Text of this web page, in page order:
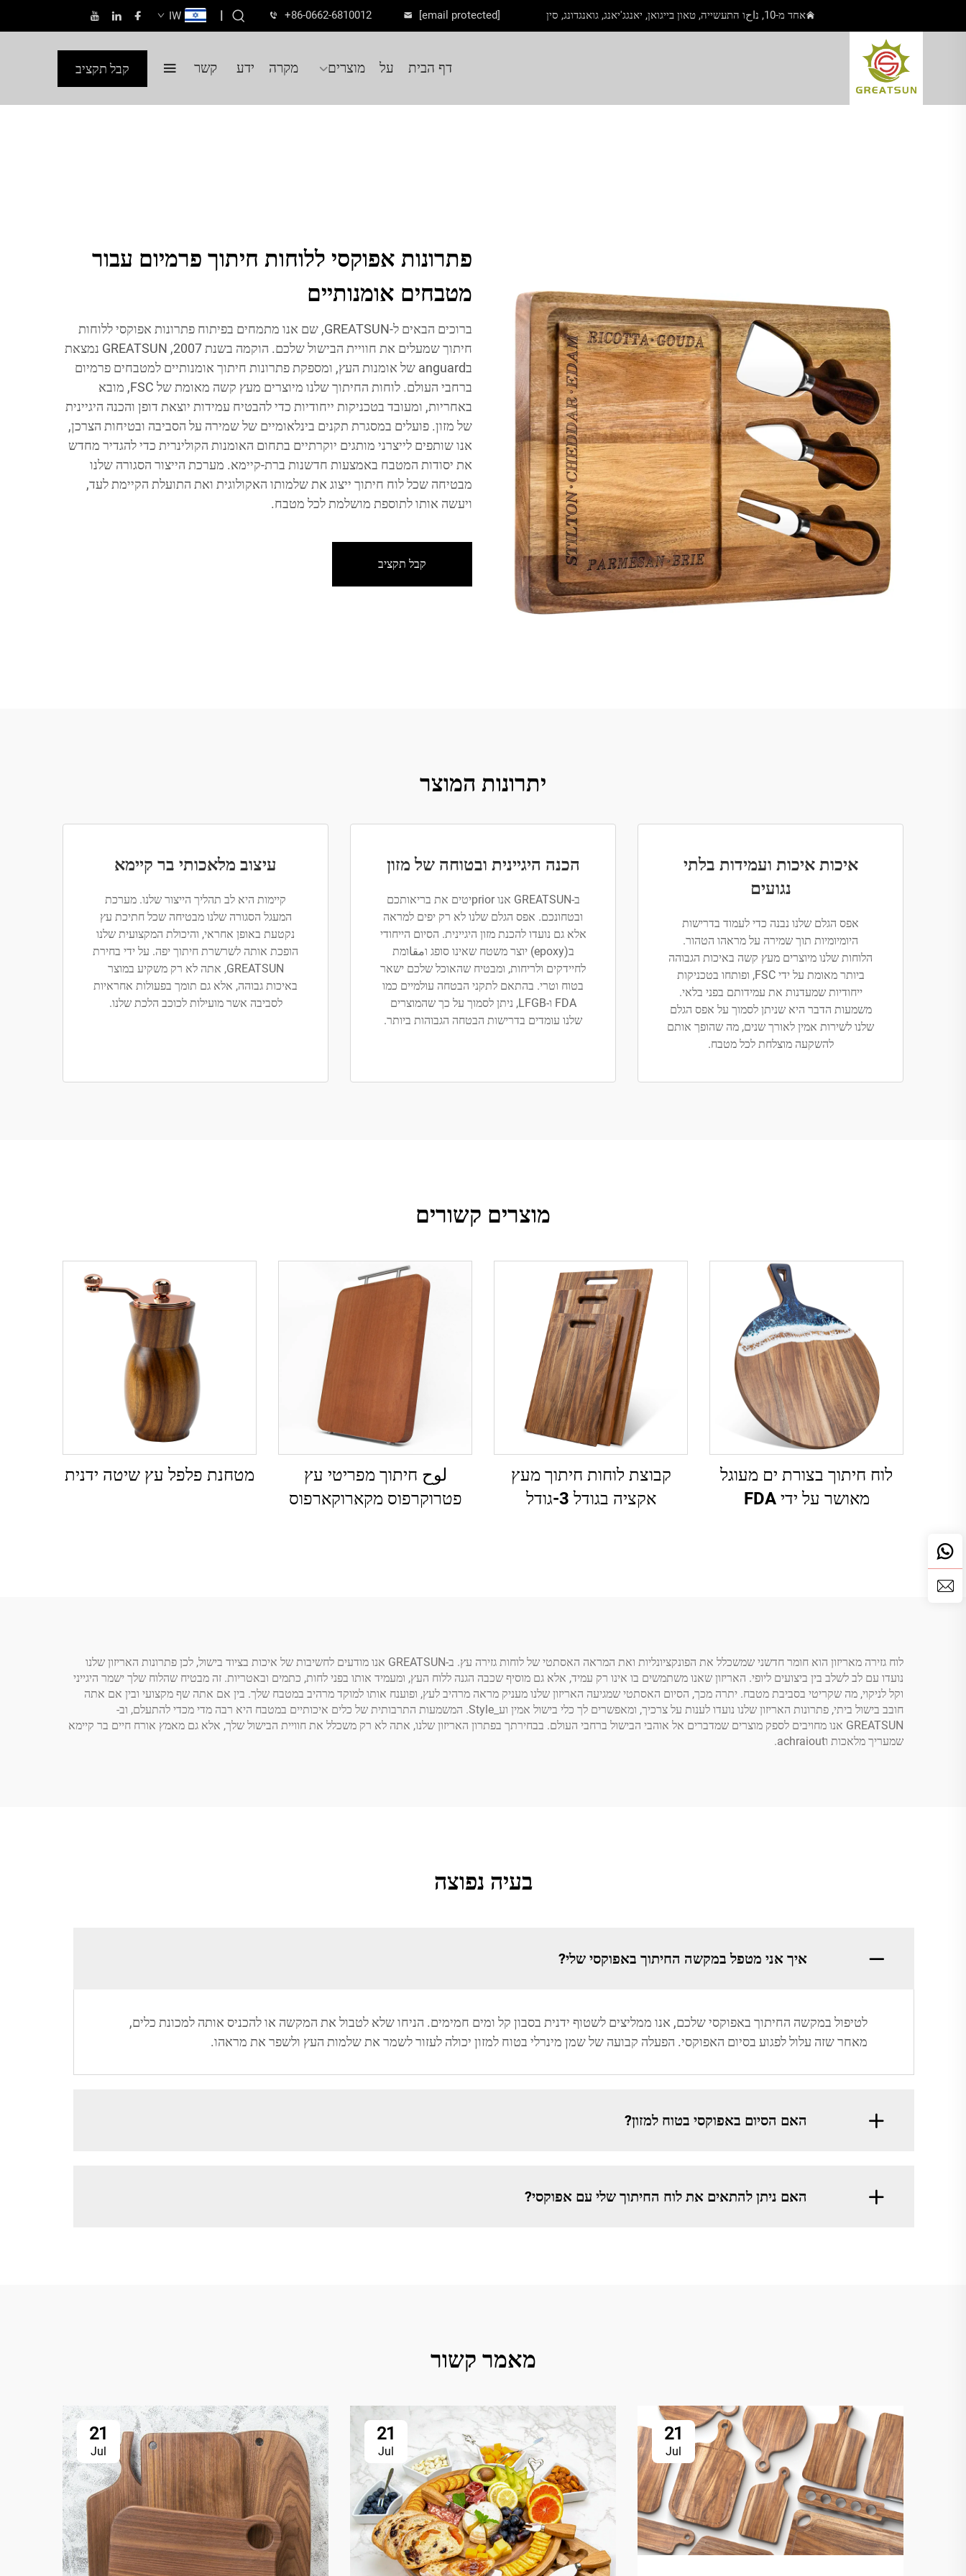
אחד מ-10, נاحו התעשייה, טאון בייגואן, יאנגג'יאנג, גואנגדונג, סין +86-0662-6810012 [email protected]
|
IW
דף הבית על מוצרים מקרה ידע קשר קבל תקציב
פתרונות אפוקסי ללוחות חיתוך פרמיום עבור
מטבחים אומנותיים
ברוכים הבאים ל-GREATSUN, שם אנו מתמחים בפיתוח פתרונות אפוקסי ללוחות
חיתוך שמעלים את חוויית הבישול שלכם. הוקמה בשנת 2007, GREATSUN נמצאת
בanguard של אומנות העץ, ומספקת פתרונות חיתוך אומנותיים למטבחים פרמיום
ברחבי העולם. לוחות החיתוך שלנו מיוצרים מעץ קשה מאומת של FSC, מובא
באחריות, ומעובד בטכניקות ייחודיות כדי להבטיח עמידות יוצאת דופן והכנה היגיינית
של מזון. פועלים במסגרת תקנים בינלאומיים של שמירה על הסביבה ובטיחות הצרכן,
אנו שותפים לייצרני מותגים יוקרתיים בתחום האומנות הקולינרית כדי להגדיר מחדש
את יסודות המטבח באמצעות חדשנות ברת-קיימא. מערכת הייצור הסגורה שלנו
מבטיחה שכל לוח חיתוך ייצוג את שלמותו האקולוגית ואת התועלת הקיימת לעד,
ויעשה אותו לתוספת מושלמת לכל מטבח.
קבל תקציב
יתרונות המוצר
איכות איכות ועמידות בלתי
נגועים
אפס הגלם שלנו נבנה כדי לעמוד בדרישות
היומיומיות תוך שמירה על מראהו הטהור.
הלוחות שלנו מיוצרים מעץ קשה באיכות הגבוהה
ביותר מאומת על ידי FSC, ופותחו בטכניקות
ייחודיות שמעדנות את עמידותם בפני בלאי.
משמעות הדבר היא שניתן לסמוך על אפס הגלם
שלנו לשירות אמין לאורך שנים, מה שהופך אותם
להשקעה מוצלחת לכל מטבח.
הכנה היגיינית ובטוחה של מזון
ב-GREATSUN אנו priorיטים את בריאותכם
ובטחונכם. אפס הגלם שלנו לא רק יפים למראה
אלא גם נועדו להכנת מזון היגיינית. הסיום הייחודי
ב(epoxy) יוצר משטח שאינו סופג וمقاומת
לחיידקים ולריחות, ומבטיח שהאוכל שלכם ישאר
בטוח וטרי. בהתאם לתקני הבטחה עולמיים כמו
FDA ו-LFGB, ניתן לסמוך על כך שהמוצרים
שלנו עומדים בדרישות הבטחה הגבוהות ביותר.
עיצוב מלאכותי בר קיימא
קיימות היא לב תהליך הייצור שלנו. מערכת
המעגל הסגורה שלנו מבטיחה שכל חתיכת עץ
נקטעת באופן אחראי, והיכולת המקצועית שלנו
הופכת אותה לשרשרת חיתוך יפה. על ידי בחירת
GREATSUN, אתה לא רק משקיע במוצר
באיכות גבוהה, אלא גם תומך בפעולות אחראיות
לסביבה אשר מועילות לכוכב הלכת שלנו.
מוצרים קשורים
לוח חיתוך בצורת ים מעוגל
מאושר על ידי FDA
קבוצת לוחות חיתוך מעץ
אקציה בגודל 3-גודל
لوح חיתוך מפריטי עץ
פטרוקרפוס מקארוקארפוס
מטחנת פלפל עץ שיטה ידנית
לוח גזירה מאריזון הוא חומר חדשני שמשכלל את הפונקציונליות ואת המראה האסתטי של לוחות גזירה עץ. ב-GREATSUN אנו מודעים לחשיבות של איכות בציוד בישול, לכן פתרונות האריזון שלנו
נועדו עם לב לשלב בין ביצועים ליופי. האריזון שאנו משתמשים בו אינו רק עמיד, אלא גם מוסיף שכבה הגנה ללוח העץ, ומעמיד אותו בפני לחות, כתמים ובאטריות. זה מבטיח שהלוח שלך ישמר היגייני
וקל לניקוי, מה שקריטי בסביבת מטבח. יתרה מכך, הסיום האסתטי שמגיעה האריזון שלנו מעניק מראה מרהיב לעץ, ופוענח אותו למוקד מרהיב במטבח שלך. בין אם אתה שף מקצועי ובין אם אתה
חובב בישול ביתי, פתרונות האריזון שלנו נועדו לענות על צרכיך, ומאפשרים לך כלי בישול אמין וע_Style. המשמעות התרבותית של כלים איכותיים במטבח היא רבה מדי מכדי להתעלם, וב-
GREATSUN אנו מחויבים לספק מוצרים שמדברים אל אוהבי הבישול ברחבי העולם. בבחירתך בפתרון האריזון שלנו, אתה לא רק משכלל את חוויית הבישול שלך, אלא גם מאמץ אורח חיים בר קיימא
שמעריך מלאכות וachraiout.
בעיה נפוצה
איך אני מטפל במקשה החיתוך באפוקסי שלי?
לטיפול במקשה החיתוך באפוקסי שלכם, אנו ממליצים לשטוף ידנית בסבון קל ומים חמימים. הניחו שלא לטבול את המקשה או להכניס אותה למכונת כלים,
מאחר שזה עלול לפגוע בסיום האפוקסי. הפעלה קבועה של שמן מינרלי בטוח למזון יכולה לעזור לשמר את שלמות העץ ולשפר את מראהו.
האם הסיום באפוקסי בטוח למזון?
האם ניתן להתאים את לוח החיתוך שלי עם אפוקסי?
מאמר קשור
21
Jul
21
Jul
21
Jul